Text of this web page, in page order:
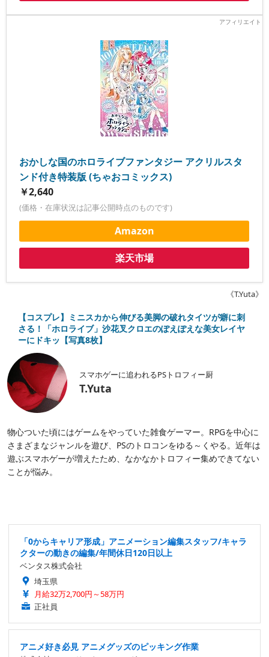
おかしな国のホロライブファンタジー アクリルスタ
ンド付き特装版 (ちゃおコミックス)
￥2,640
(価格・在庫状況は記事公開時点のものです)
Amazon
楽天市場
《T.Yuta》
【コスプレ】ミニスカから伸びる美脚の破れタイツが癖に刺
さる！「ホロライブ」沙花叉クロエのぽえぽえな美女レイヤ
ーにドキッ【写真8枚】
スマホゲーに追われるPSトロフィー厨
T.Yuta
物心ついた頃にはゲームをやっていた雑食ゲーマー。RPGを中心に
さまざまなジャンルを遊び、PSのトロコンをゆる～くやる。近年は
遊ぶスマホゲーが増えたため、なかなかトロフィー集めできてない
ことが悩み。
「0からキャリア形成」アニメーション編集スタッフ/キャラ
クターの動きの編集/年間休日120日以上
ベンタス株式会社
埼玉県
月給32万2,700円～58万円
正社員
アニメ好き必見 アニメグッズのピッキング作業